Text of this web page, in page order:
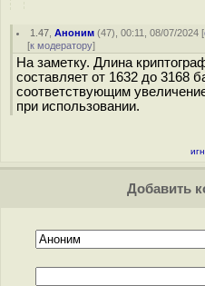
1.47 ,Аноним (47), 00:11, 08/07/2024 [
[к модератору]
На заметку. Длина
составляет от 1632 до 3168
соответствующим
при использовании.
Добавить